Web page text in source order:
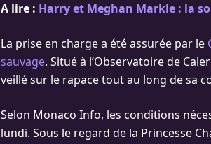
A lire : Harry et Meghan Markle : la
La prise en charge a été assurée par le
sauvage. Situé à l’Observatoire de
veillé sur le rapace tout au long de sa
Selon Monaco Info, les conditions
lundi. Sous le regard de la Princesse